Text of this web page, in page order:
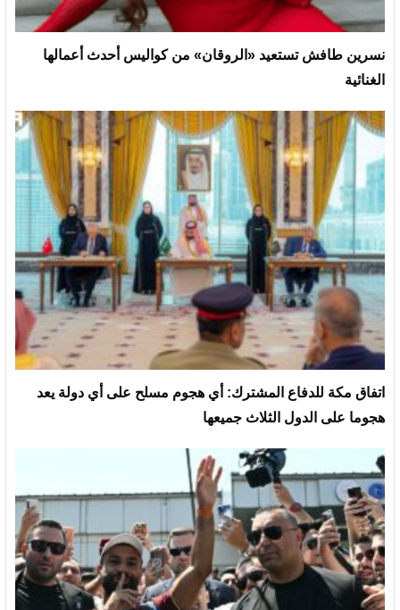
نسرين طافش تستعيد «الروقان» من كواليس أحدث أعمالها
الغنائية
‏اتفاق مكة للدفاع المشترك: أي هجوم مسلح على أي دولة يعد
هجوما على الدول الثلاث جميعها